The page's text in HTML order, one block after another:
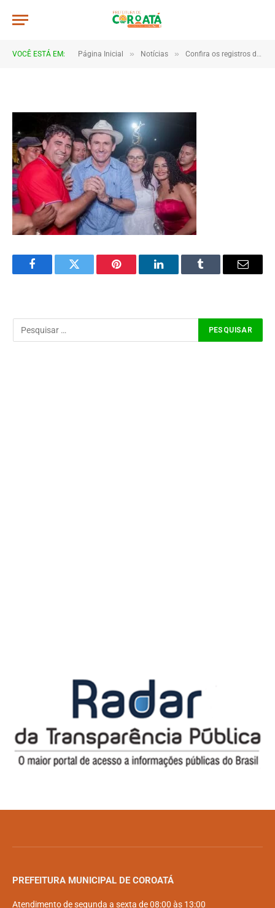
VOCÊ ESTÁ EM: Página Inicial » Notícias » Confira os registros da virada de ano em Coroatá
JWR_6331
FacebookTwitter Pinterest LinkedInTumblr Email
PREFEITURA MUNICIPAL DE COROATÁ
Atendimento de segunda a sexta de 08:00 às 13:00